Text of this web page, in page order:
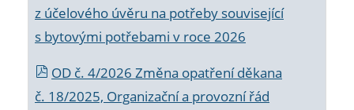
z účelového úvěru na potřeby související
s bytovými potřebami v roce 2026
OD č. 4/2026 Změna opatření děkana
č. 18/2025, Organizační a provozní řád